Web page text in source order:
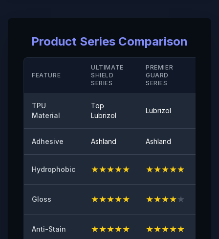
M D)
Résistance à la Température
Adhérence au Pelage
Brillance de Surface à 60°
94
Résistance au Jaunissement
Product Series Comparison
FEATURE
ULTIMATE
SHIELD
SERIES
PREMIER
GUARD
SERIES
TPU
Material
Top
Lubrizol
Lubrizol
Adhesive Ashland Ashland
Hydrophobic ★★★★★ ★★★★★
Gloss ★★★★★ ★★★★★
Anti-Stain ★★★★★ ★★★★★